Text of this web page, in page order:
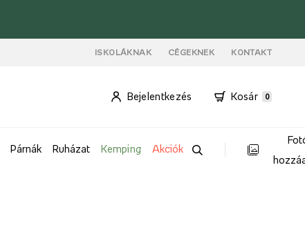
ISKOLÁKNAK CÉGEKNEK KONTAKT
Bejelentkezés Kosár 0
Párnák Ruházat Kemping Akciók